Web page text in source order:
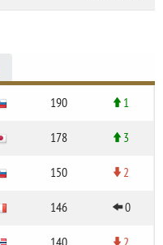
190 1
178 3
150 2
146 0
140 2